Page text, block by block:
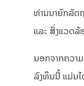
ທ່ານນາຍົກລັດ
ແລະ ສິ່ງແວດລ້
ນອກຈາກຄວາ
ລົງທຶນນີ້ ແມ່ນໄ